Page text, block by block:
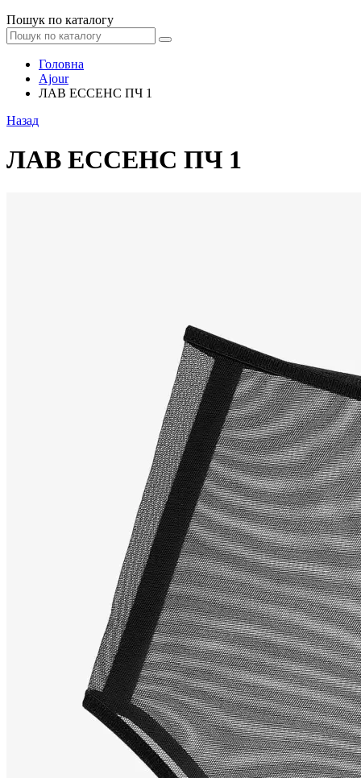
Пошук по каталогу
Головна
Ajour
ЛАВ ЕССЕНС ПЧ 1
Назад
ЛАВ ЕССЕНС ПЧ 1